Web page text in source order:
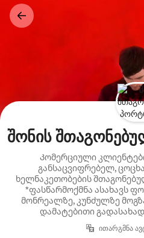
კონტენტზე
გადასვლა
შონის
Კომერციული
განსაცვიფრებელ,
ხელნაკეთობების
*ფასწარმოქმნა ასახავს
მონრეალზე, კუნძულზე
დამატებითი
ითარგმნა